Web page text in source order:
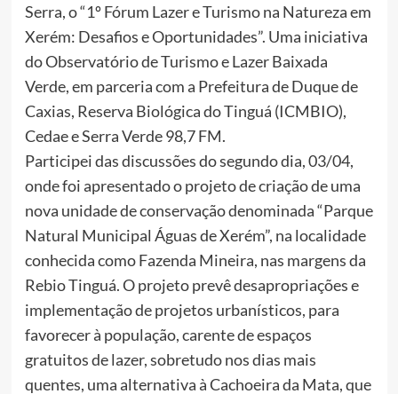
Serra, o “1º Fórum Lazer e Turismo na Natureza em
Xerém: Desafios e Oportunidades”. Uma iniciativa
do Observatório de Turismo e Lazer Baixada
Verde, em parceria com a Prefeitura de Duque de
Caxias, Reserva Biológica do Tinguá (ICMBIO),
Cedae e Serra Verde 98,7 FM.
Participei das discussões do segundo dia, 03/04,
onde foi apresentado o projeto de criação de uma
nova unidade de conservação denominada “Parque
Natural Municipal Águas de Xerém”, na localidade
conhecida como Fazenda Mineira, nas margens da
Rebio Tinguá. O projeto prevê desapropriações e
implementação de projetos urbanísticos, para
favorecer à população, carente de espaços
gratuitos de lazer, sobretudo nos dias mais
quentes, uma alternativa à Cachoeira da Mata, que